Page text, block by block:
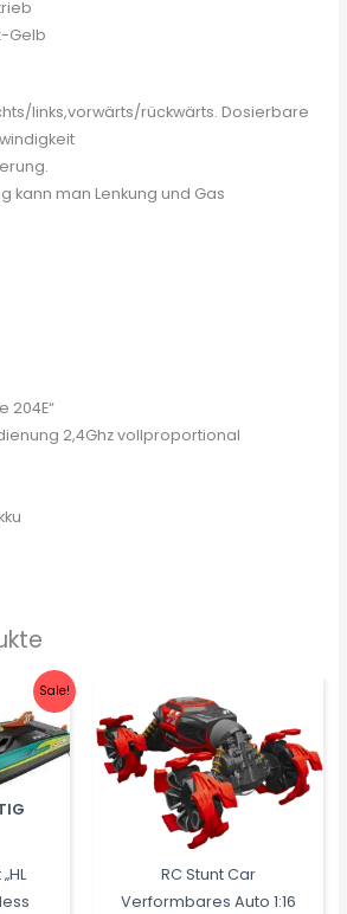
Gelb
links,vorwärts/rückwärts. Dosierbare
kann man Lenkung und Gas
204E“
2,4Ghz vollproportional
Sale!
RC Stunt Car
Verformbares Auto 1:16